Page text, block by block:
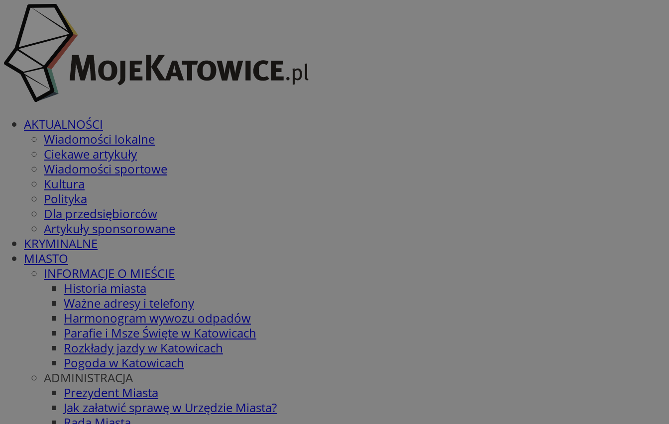
AKTUALNOŚCI
Wiadomości lokalne
Ciekawe artykuły
Wiadomości sportowe
Kultura
Polityka
Dla przedsiębiorców
Artykuły sponsorowane
KRYMINALNE
MIASTO
INFORMACJE O MIEŚCIE
Historia miasta
Ważne adresy i telefony
Harmonogram wywozu odpadów
Parafie i Msze Święte w Katowicach
Rozkłady jazdy w Katowicach
Pogoda w Katowicach
ADMINISTRACJA
Prezydent Miasta
Jak załatwić sprawę w Urzędzie Miasta?